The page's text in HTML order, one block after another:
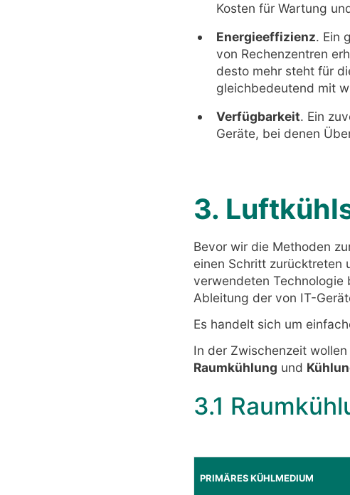
Kosten für Wartung
Energieeffizienz. Ein
von Rechenzentren
desto mehr steht für
gleichbedeutend mit
Verfügbarkeit. Ein
Geräte, bei denen
3.
Bevor wir die Methoden
einen Schritt zurücktreten
verwendeten Technologie
Ableitung der von IT-
Es handelt sich um
In der Zwischenzeit
Raumkühlung und
3.1
PRIMÄRES KÜHLMEDIUM